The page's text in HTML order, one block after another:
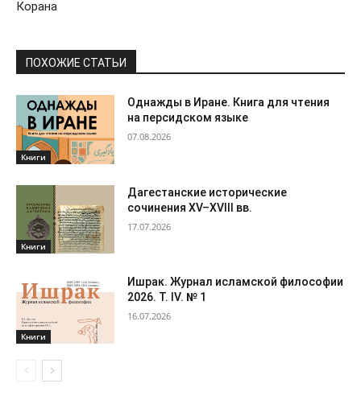
Корана
ПОХОЖИЕ СТАТЬИ
Книги
Однажды в Иране. Книга для чтения
на персидском языке
07.08.2026
Книги
Дагестанские исторические
сочинения XV–XVIII вв.
17.07.2026
Книги
Ишрак. Журнал исламской философии
2026. Т. IV. № 1
16.07.2026